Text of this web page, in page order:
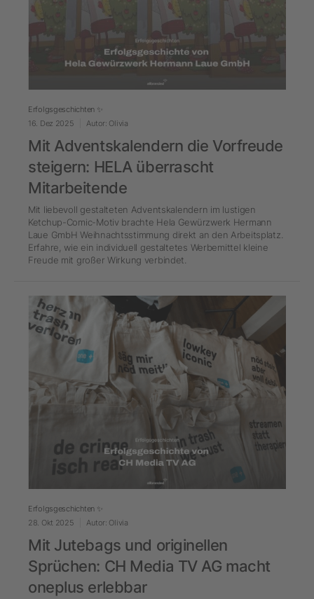
Erfolgsgeschichten ✨
16. Dez 2025
Autor: Olivia
Mit Adventskalendern die Vorfreude
steigern: HELA überrascht
Mitarbeitende
Mit liebevoll gestalteten Adventskalendern im lustigen
Ketchup-Comic-Motiv brachte Hela Gewürzwerk Hermann
Laue GmbH Weihnachtsstimmung direkt an den Arbeitsplatz.
Erfahre, wie ein individuell gestaltetes Werbemittel kleine
Freude mit großer Wirkung verbindet.
Erfolgsgeschichten ✨
28. Okt 2025
Autor: Olivia
Mit Jutebags und originellen
Sprüchen: CH Media TV AG macht
oneplus erlebbar